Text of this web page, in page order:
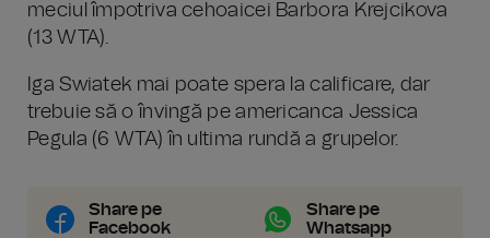
meciul împotriva cehoaicei Barbora Krejcikova
(13 WTA).
Iga Swiatek mai poate spera la calificare, dar
trebuie să o învingă pe americanca Jessica
Pegula (6 WTA) în ultima rundă a grupelor.
Share pe
Facebook
Share pe
Whatsapp